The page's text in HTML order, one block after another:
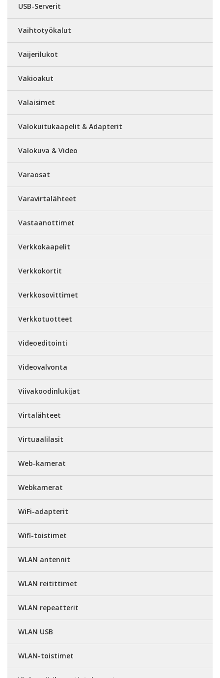
USB-Serverit
Vaihtotyökalut
Vaijerilukot
Vakioakut
Valaisimet
Valokuitukaapelit & Adapterit
Valokuva & Video
Varaosat
Varavirtalähteet
Vastaanottimet
Verkkokaapelit
Verkkokortit
Verkkosovittimet
Verkkotuotteet
Videoeditointi
Videovalvonta
Viivakoodinlukijat
Virtalähteet
Virtuaalilasit
Web-kamerat
Webkamerat
WiFi-adapterit
Wifi-toistimet
WLAN antennit
WLAN reitittimet
WLAN repeatterit
WLAN USB
WLAN-toistimet